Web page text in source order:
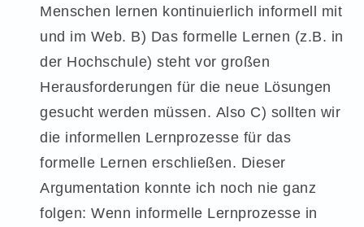
Menschen lernen kontinuierlich informell mit
und im Web. B) Das formelle Lernen (z.B. in
der Hochschule) steht vor großen
Herausforderungen für die neue Lösungen
gesucht werden müssen. Also C) sollten wir
die informellen Lernprozesse für das
formelle Lernen erschließen. Dieser
Argumentation konnte ich noch nie ganz
folgen: Wenn informelle Lernprozesse in